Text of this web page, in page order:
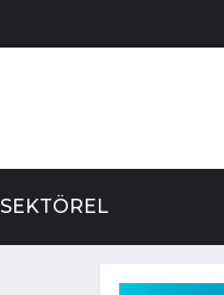
SEKTÖREL